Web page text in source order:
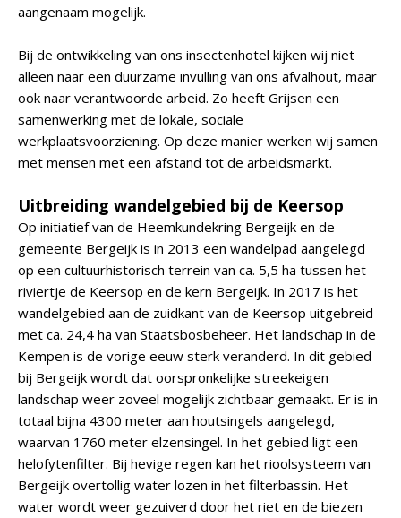
aangenaam mogelijk.
Bij de ontwikkeling van ons insectenhotel kijken wij niet
alleen naar een duurzame invulling van ons afvalhout, maar
ook naar verantwoorde arbeid. Zo heeft Grijsen een
samenwerking met de lokale, sociale
werkplaatsvoorziening. Op deze manier werken wij samen
met mensen met een afstand tot de arbeidsmarkt.
Uitbreiding wandelgebied bij de Keersop
Op initiatief van de Heemkundekring Bergeijk en de
gemeente Bergeijk is in 2013 een wandelpad aangelegd
op een cultuurhistorisch terrein van ca. 5,5 ha tussen het
riviertje de Keersop en de kern Bergeijk. In 2017 is het
wandelgebied aan de zuidkant van de Keersop uitgebreid
met ca. 24,4 ha van Staatsbosbeheer. Het landschap in de
Kempen is de vorige eeuw sterk veranderd. In dit gebied
bij Bergeijk wordt dat oorspronkelijke streekeigen
landschap weer zoveel mogelijk zichtbaar gemaakt. Er is in
totaal bijna 4300 meter aan houtsingels aangelegd,
waarvan 1760 meter elzensingel. In het gebied ligt een
helofytenfilter. Bij hevige regen kan het rioolsysteem van
Bergeijk overtollig water lozen in het filterbassin. Het
water wordt weer gezuiverd door het riet en de biezen